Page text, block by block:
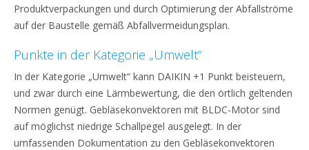
Produktverpackungen und durch Optimierung der Abfallströme
auf der Baustelle gemäß Abfallvermeidungsplan.
Punkte in der Kategorie „Umwelt“
In der Kategorie „Umwelt“ kann DAIKIN +1 Punkt beisteuern,
und zwar durch eine Lärmbewertung, die den örtlich geltenden
Normen genügt. Gebläsekonvektoren mit BLDC-Motor sind
auf möglichst niedrige Schallpegel ausgelegt. In der
umfassenden Dokumentation zu den Gebläsekonvektoren